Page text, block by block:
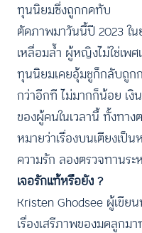
ทุนนิยมซึ่งถูกกดทับ
ตัดภาพมาวันนี้ปี 2023 ใ
เหลื่อมล้ำ ผู้หญิงไม่ใช่เพ
ทุนนิยมเคยอุ้มชูก็กลับถูก
กว่าอีกที ไม่มากก็น้อย เ
ของผู้คนในเวลานี้ ทั้งทาง
หมายว่าเรื่องบนเตียงเป็
ความรัก ลองตรวจทานร
เจอรักแท้หรือยัง ?
Kristen Ghodsee ผู้เขีย
เรื่องเสรีภาพของมดลูกม